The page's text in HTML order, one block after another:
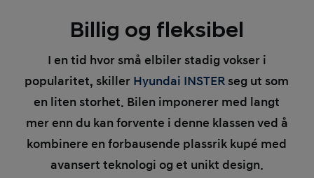
Billig og fleksibel
I en tid hvor små elbiler stadig vokser i
popularitet, skiller Hyundai INSTERseg ut som
en liten storhet. Bilen imponerer med langt
mer enn du kan forvente i denne klassen ved å
kombinere en forbausende plassrik kupé med
avansert teknologi og et unikt design.